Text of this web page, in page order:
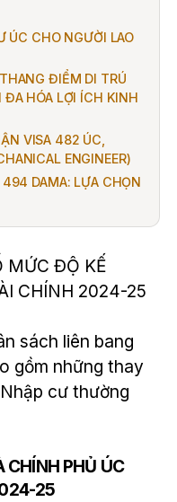
CHO NGƯỜI LAO
ĐIỂM DI TRÚ
ĐA HÓA LỢI ÍCH KINH
VISA 482 ÚC,
ENGINEER)
DAMA: LỰA CHỌN
MỨC ĐỘ KẾ
CHÍNH 2024-25
sách liên bang
gồm những thay
cư thường
CHÍNH PHỦ ÚC
25